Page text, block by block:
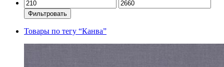
Фильтровать
Товары по тегу “Канва”